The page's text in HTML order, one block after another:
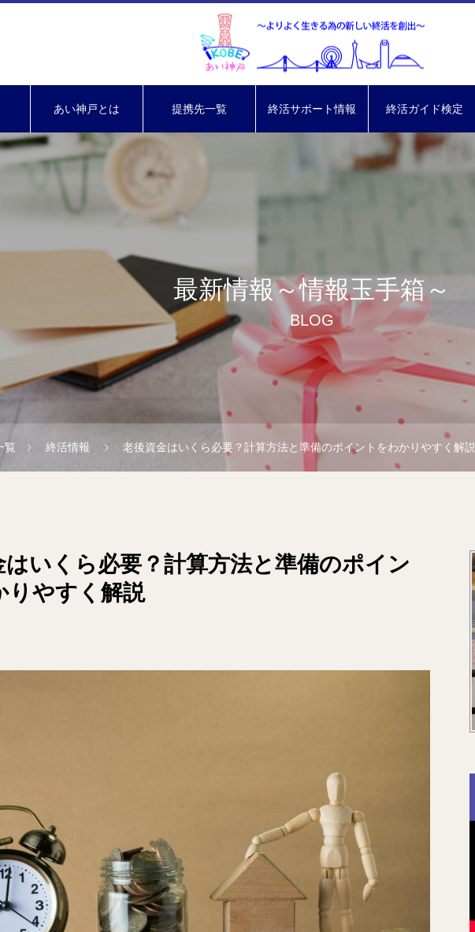
あい神戸とは 提携先一覧 終活サポート情報 終活ガイド検定
最新情報～情報玉手箱～
BLOG
覧 終活情報 老後資金はいくら必要？計算方法と準備のポイントをわかりやすく解説
はいくら必要？計算方法と準備のポイン
りやすく解説